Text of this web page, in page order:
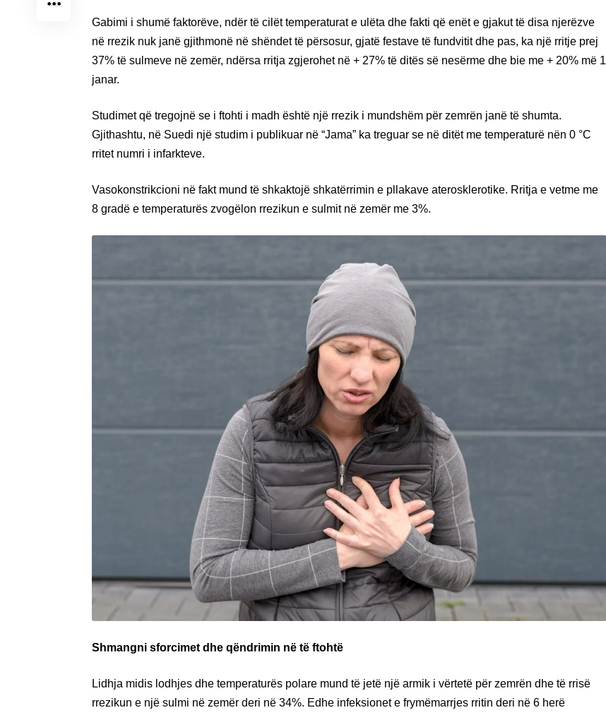
Gabimi i shumë faktorëve, ndër të cilët temperaturat e ulëta dhe fakti që enët e gjakut të disa njerëzve
në rrezik nuk janë gjithmonë në shëndet të përsosur, gjatë festave të fundvitit dhe pas, ka një rritje prej
37% të sulmeve në zemër, ndërsa rritja zgjerohet në + 27% të ditës së nesërme dhe bie me + 20% më 1
janar.
Studimet që tregojnë se i ftohti i madh është një rrezik i mundshëm për zemrën janë të shumta.
Gjithashtu, në Suedi një studim i publikuar në “Jama” ka treguar se në ditët me temperaturë nën 0 °C
rritet numri i infarkteve.
Vasokonstrikcioni në fakt mund të shkaktojë shkatërrimin e pllakave aterosklerotike. Rritja e vetme me
8 gradë e temperaturës zvogëlon rrezikun e sulmit në zemër me 3%.
Shmangni sforcimet dhe qëndrimin në të ftohtë
Lidhja midis lodhjes dhe temperaturës polare mund të jetë një armik i vërtetë për zemrën dhe të rrisë
rrezikun e një sulmi në zemër deri në 34%. Edhe infeksionet e frymëmarrjes rritin deri në 6 herë